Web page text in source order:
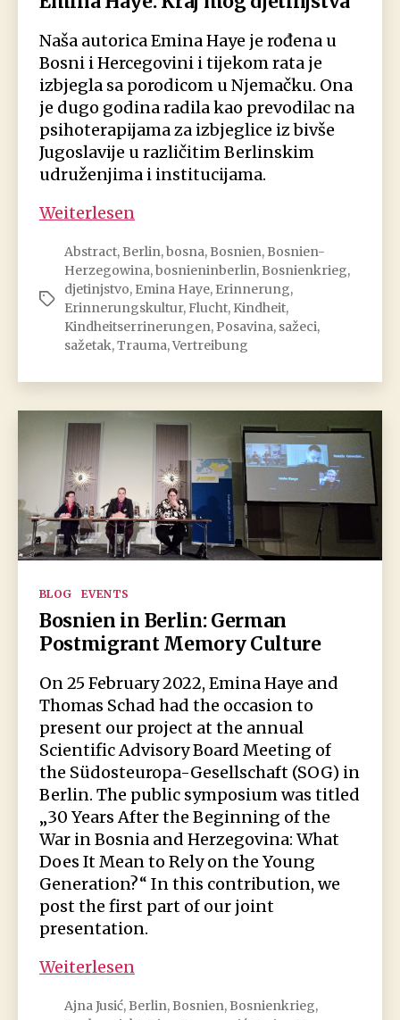
Naša autorica Emina Haye je rođena u
Bosni i Hercegovini i tijekom rata je
izbjegla sa porodicom u Njemačku. Ona
je dugo godina radila kao prevodilac na
psihoterapijama za izbjeglice iz bivše
Jugoslavije u različitim Berlinskim
udruženjima i institucijama.
Weiterlesen
Kraj
mog
djetinjstva
Schlagwörter
Abstract, Berlin,bosna, Bosnien, Bosnien-
Herzegowina,bosnieninberlin, Bosnienkrieg,
djetinjstvo, Emina Haye, Erinnerung,
Erinnerungskultur, Flucht, Kindheit,
Kindheitserrinerungen, Posavina, sažeci,
sažetak,Trauma,Vertreibung
Kategorien
BLOG EVENTS
Bosnien in Berlin: German
Postmigrant Memory Culture
On 25 February 2022, Emina Haye and
Thomas Schad had the occasion to
present our project at the annual
Scientific Advisory Board Meeting of
the Südosteuropa-Gesellschaft (SOG) in
Berlin. The public symposium was titled
„30 Years After the Beginning of the
War in Bosnia and Herzegovina: What
Does It Mean to Rely on the Young
Generation?“ In this contribution, we
post the first part of our joint
presentation.
Weiterlesen
Berlin:
Ajna Jusić, Berlin, Bosnien, Bosnienkrieg,